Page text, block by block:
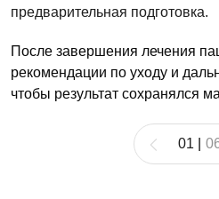
01
предварительная подготовка.
После завершения лечения
рекомендации по уходу и
чтобы результат сохранялся